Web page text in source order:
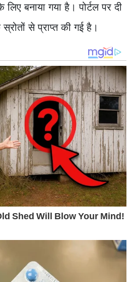
बनाया गया है। पोर्टल पर दी
से प्राप्त की गई है।